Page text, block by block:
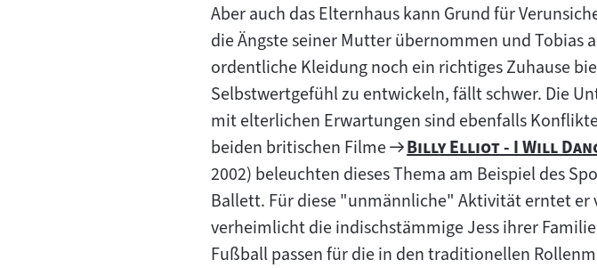
Aber auch das Elternhaus kann Grund für
die Ängste seiner Mutter übernommen und
ordentliche Kleidung noch ein richtiges Zuhause
Selbstwertgefühl zu entwickeln, fällt schwer. Die
mit elterlichen Erwartungen sind ebenfalls
beiden britischen Filme
Zum
Filmarchiv:
"
Billy Elliot - I Will
2002) beleuchten dieses Thema am Beispiel des
Ballett. Für diese "unmännliche" Aktivität erntet er
verheimlicht die indischstämmige Jess ihrer
Fußball passen für die in den traditionellen